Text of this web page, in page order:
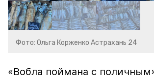
Фото: Ольга Корженко Астрахань 24
«Вобла поймана с